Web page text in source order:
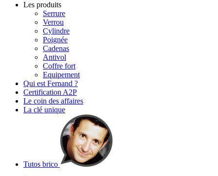
Les produits
Serrure
Verrou
Cylindre
Poignée
Cadenas
Antivol
Coffre fort
Equipement
Qui est Fernand ?
Certification A2P
Le coin des affaires
La clé unique
Tutos brico